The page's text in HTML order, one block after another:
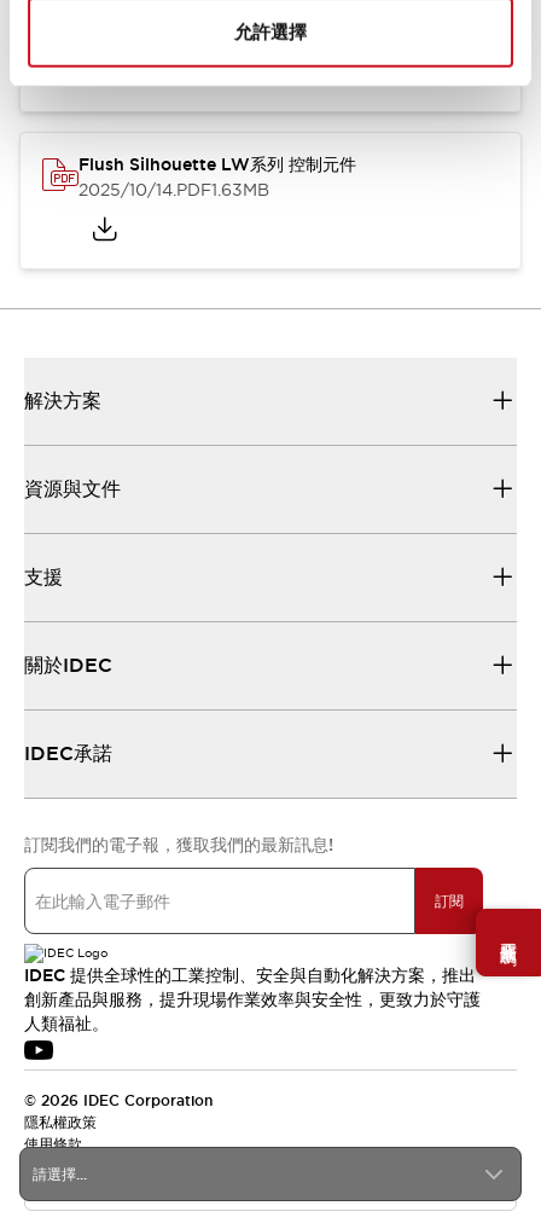
允許選擇
需要幫助嗎？
Flush Silhouette LW系列 控制元件 (英文版)
1.23MB
Flush Silhouette LW系列 控制元件
2025/10/14.PDF1.63MB
請選擇...
解決方案
資源與文件
支援
關於IDEC
IDEC承諾
訂閱我們的電子報，獲取我們的最新訊息!
訂閱
IDEC 提供全球性的工業控制、安全與自動化解決方案，推出
創新產品與服務，提升現場作業效率與安全性，更致力於守護
人類福祉。
© 2026 IDEC Corporation
隱私權政策
使用條款
台灣